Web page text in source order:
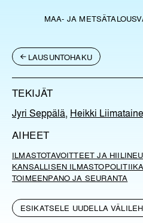
MAA- JA
LAUSUNTOHAKU
TEKIJÄT
Jyri Seppälä, Heikki
AIHEET
ILMASTOTAVOITTEET JA
KANSALLISEN
TOIMEENPANO JA SEURANTA
ESIKATSELE UUDELLA